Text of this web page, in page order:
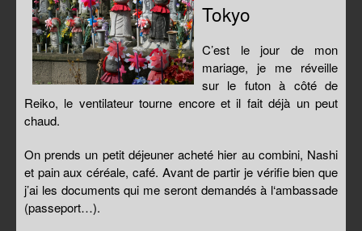
Tokyo
C’est le jour de mon
mariage, je me réveille
sur le futon à côté de
Reiko, le ventilateur tourne encore et il fait déjà un peut
chaud.
On prends un petit déjeuner acheté hier au combini, Nashi
et pain aux céréale, café. Avant de partir je vérifie bien que
j’ai les documents qui me seront demandés à l‘ambassade
(passeport…).